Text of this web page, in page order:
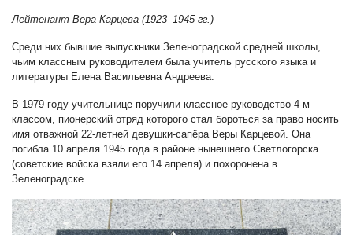
Лейтенант Вера Карцева (1923–1945 гг.)
Среди них бывшие выпускники Зеленоградской средней школы,
чьим классным руководителем была учитель русского языка и
литературы Елена Васильевна Андреева.
В 1979 году учительнице поручили классное руководство 4-м
классом, пионерский отряд которого стал бороться за право носить
имя отважной 22-летней девушки-сапёра Веры Карцевой. Она
погибла 10 апреля 1945 года в районе нынешнего Светлогорска
(советские войска взяли его 14 апреля) и похоронена в
Зеленоградске.